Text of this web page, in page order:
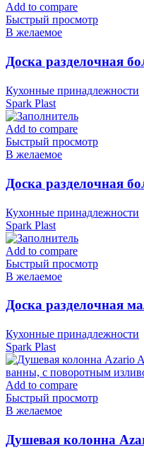
Add to compare
Быстрый просмотр
В желаемое
Доска разделочная
Кухонные принадлежности
Spark Plast
Add to compare
Быстрый просмотр
В желаемое
Доска разделочная
819586)
Кухонные принадлежности
Spark Plast
Add to compare
Быстрый просмотр
В желаемое
Доска разделочная
Кухонные принадлежности
Spark Plast
Add to compare
Быстрый просмотр
В желаемое
Душевая колонна